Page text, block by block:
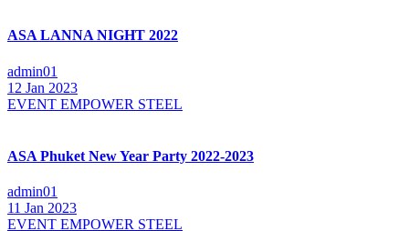
ASA LANNA NIGHT 2022
admin01
12 Jan 2023
EVENT EMPOWER STEEL
ASA Phuket New Year Party 2022-2023
admin01
11 Jan 2023
EVENT EMPOWER STEEL